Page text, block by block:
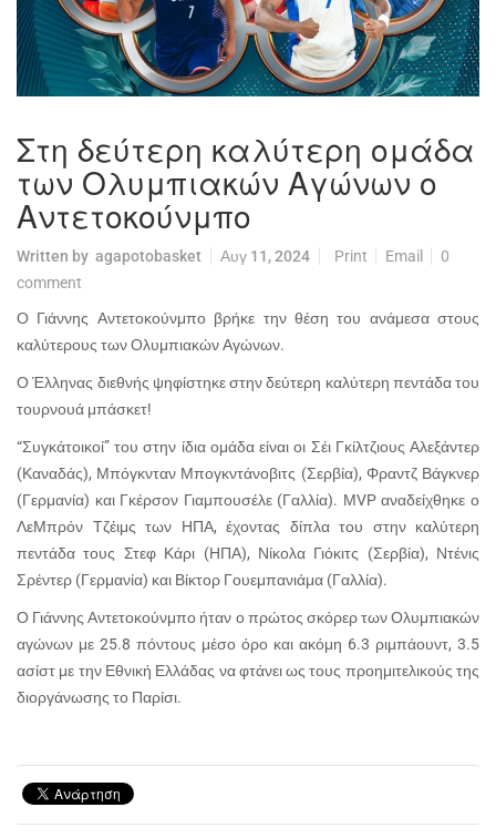
Στη δεύτερη καλύτερη ομάδα
των Ολυμπιακών Αγώνων ο
Αντετοκούνμπο
Written by agapotobasket Αυγ 11, 2024 Print Email
0
comment
Ο Γιάννης Αντετοκούνμπο βρήκε την θέση του ανάμεσα στους
καλύτερους των Ολυμπιακών Αγώνων.
Ο Έλληνας διεθνής ψηφίστηκε στην δεύτερη καλύτερη πεντάδα του
τουρνουά μπάσκετ!
“Συγκάτοικοί” του στην ίδια ομάδα είναι οι Σέι Γκίλτζιους Αλεξάντερ
(Καναδάς), Μπόγκνταν Μπογκντάνοβιτς (Σερβία), Φραντζ Βάγκνερ
(Γερμανία) και Γκέρσον Γιαμπουσέλε (Γαλλία). ΜVP αναδείχθηκε ο
ΛεΜπρόν Τζέιμς των ΗΠΑ, έχοντας δίπλα του στην καλύτερη
πεντάδα τους Στεφ Κάρι (ΗΠΑ), Νίκολα Γιόκιτς (Σερβία), Ντένις
Σρέντερ (Γερμανία) και Βίκτορ Γουεμπανιάμα (Γαλλία).
Ο Γιάννης Αντετοκούνμπο ήταν ο πρώτος σκόρερ των Ολυμπιακών
αγώνων με 25.8 πόντους μέσο όρο και ακόμη 6.3 ριμπάουντ, 3.5
ασίστ με την Εθνική Ελλάδας να φτάνει ως τους προημιτελικούς της
διοργάνωσης το Παρίσι.